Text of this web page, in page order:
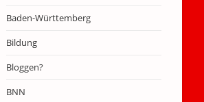
Baden-Württemberg
Bildung
Bloggen?
BNN